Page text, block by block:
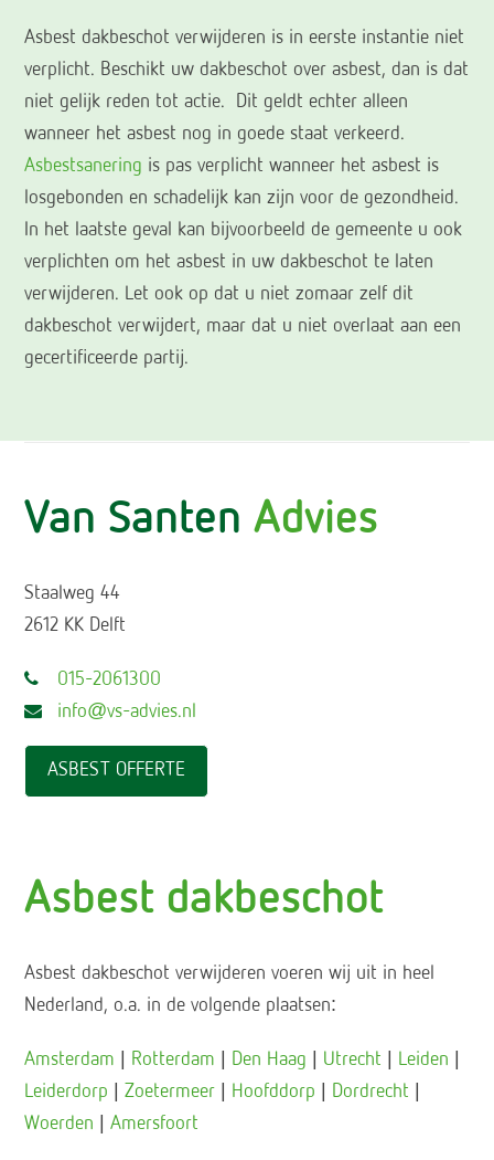
Asbest dakbeschot verwijderen is in eerste instantie niet
verplicht. Beschikt uw dakbeschot over asbest, dan is dat
niet gelijk reden tot actie. Dit geldt echter alleen
wanneer het asbest nog in goede staat verkeerd.
Asbestsanering is pas verplicht wanneer het asbest is
losgebonden en schadelijk kan zijn voor de gezondheid.
In het laatste geval kan bijvoorbeeld de gemeente u ook
verplichten om het asbest in uw dakbeschot te laten
verwijderen. Let ook op dat u niet zomaar zelf dit
dakbeschot verwijdert, maar dat u niet overlaat aan een
gecertificeerde partij.
Van Santen Advies
Staalweg 44
2612 KK Delft
015-2061300
info@vs-advies.nl
ASBEST OFFERTE
Asbest dakbeschot
Asbest dakbeschot verwijderen voeren wij uit in heel
Nederland, o.a. in de volgende plaatsen:
Amsterdam Rotterdam Den Haag Utrecht Leiden
Leiderdorp |Zoetermeer Hoofddorp Dordrecht
Woerden |Amersfoort